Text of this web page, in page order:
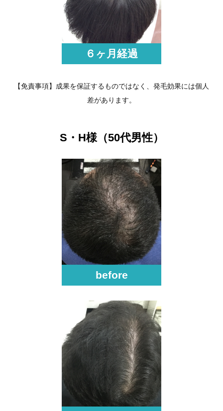
６ヶ月経過
【免責事項】成果を保証するものではなく、発毛効果には個人
差があります。
S・H様（50代男性）
before